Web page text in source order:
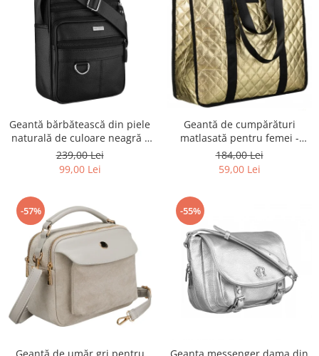
Geantă bărbătească din piele
naturală de culoare neagră -
Rovicky PTR-R-ST7-01-7571-
BLACK
239,00 Lei
99,00 Lei
Geantă de cumpărături
matlasată pentru femei -
Rovicky PTR-RSPV-001P-5277
GOLD
184,00 Lei
59,00 Lei
-57% -55%